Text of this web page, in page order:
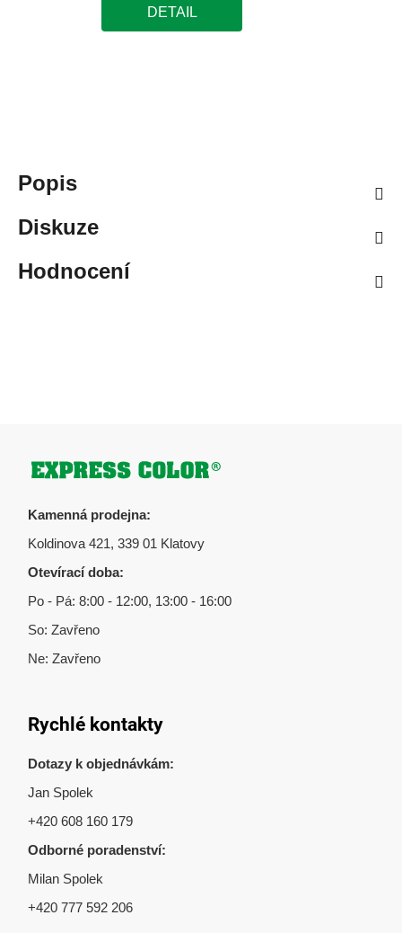
DETAIL
Popis
Diskuze
Hodnocení
Zápatí
Kamenná prodejna:
Koldinova 421, 339 01 Klatovy
Otevírací doba:
Po - Pá: 8:00 - 12:00, 13:00 - 16:00
So: Zavřeno
Ne: Zavřeno
Rychlé kontakty
Dotazy k objednávkám:
Jan Spolek
+420 608 160 179
Odborné poradenství:
Milan Spolek
+420 777 592 206